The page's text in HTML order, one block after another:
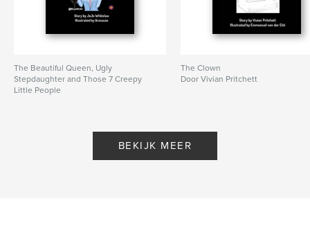
The Beautiful Queen, Ugly
Stepdaughter and Those 7 Creepy
Little People
The Clown
Door Vivian Pritchett
BEKIJK MEER